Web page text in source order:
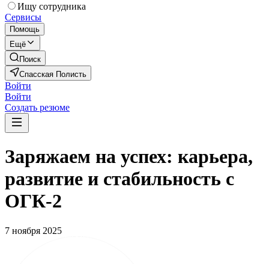
Ищу сотрудника
Сервисы
Помощь
Ещё
Поиск
Спасская Полисть
Войти
Войти
Создать резюме
Заряжаем на успех: карьера,
развитие и стабильность c
ОГК-2
7 ноября 2025